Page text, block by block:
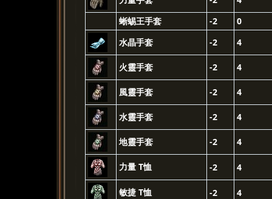
蜥蜴王手套
-2
0
水晶手套
-2 4
火靈手套 -2 4
風靈手套 -2 4
水靈手套 -2 4
地靈手套 -2 4
力量 T恤 -2 4
敏捷 T恤 -2 4